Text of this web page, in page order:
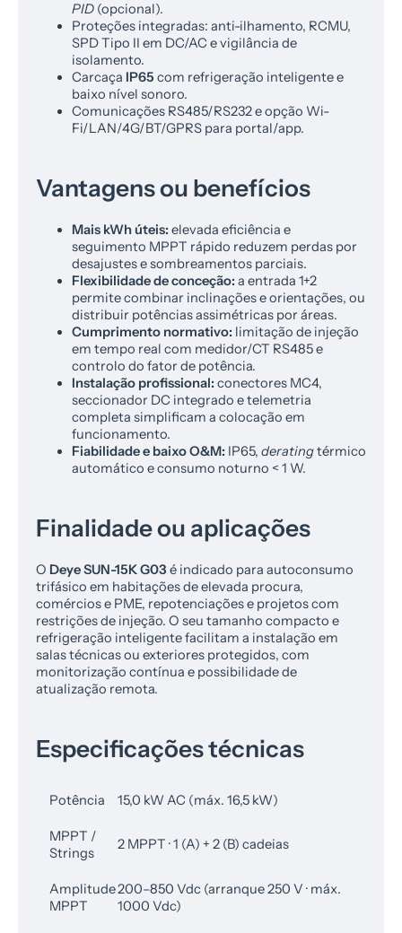
PID (opcional).
Proteções integradas: anti-ilhamento, RCMU,
SPD Tipo II em DC/AC e vigilância de
isolamento.
Carcaça IP65 com refrigeração inteligente e
baixo nível sonoro.
Comunicações RS485/RS232 e opção Wi-
Fi/LAN/4G/BT/GPRS para portal/app.
Vantagens ou benefícios
Mais kWh úteis: elevada eficiência e
seguimento MPPT rápido reduzem perdas por
desajustes e sombreamentos parciais.
Flexibilidade de conceção: a entrada 1+2
permite combinar inclinações e orientações, ou
distribuir potências assimétricas por áreas.
Cumprimento normativo: limitação de injeção
em tempo real com medidor/CT RS485 e
controlo do fator de potência.
Instalação profissional: conectores MC4,
seccionador DC integrado e telemetria
completa simplificam a colocação em
funcionamento.
Fiabilidade e baixo O&M: IP65, deratingtérmico
automático e consumo noturno < 1 W.
Finalidade ou aplicações
O Deye SUN-15K G03 é indicado para autoconsumo
trifásico em habitações de elevada procura,
comércios e PME, repotenciações e projetos com
restrições de injeção. O seu tamanho compacto e
refrigeração inteligente facilitam a instalação em
salas técnicas ou exteriores protegidos, com
monitorização contínua e possibilidade de
atualização remota.
Especificações técnicas
Potência 15,0 kW AC (máx. 16,5 kW)
MPPT /
Strings
2 MPPT · 1 (A) + 2 (B) cadeias
Amplitude
MPPT
200–850 Vdc (arranque 250 V · máx.
1000 Vdc)